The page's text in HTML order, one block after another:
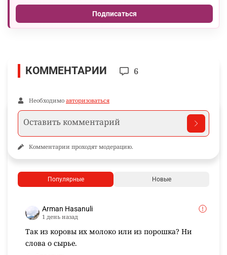
Подписаться
КОММЕНТАРИИ 6
Необходимо авторизоваться
Комментарии проходят модерацию.
Популярные Новые
Arman Hasanuli
1 день назад
Так из коровы их молоко или из порошка? Ни
слова о сырье.